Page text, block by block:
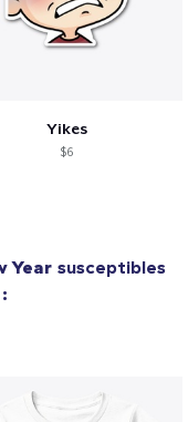
Yikes
$6
Year susceptibles